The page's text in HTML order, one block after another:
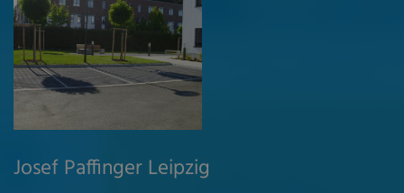
Josef Paffinger Leipzig